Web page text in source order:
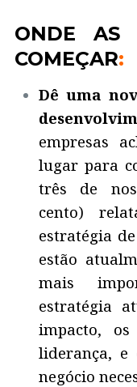
ONDE AS
COMEÇAR:
Dê uma
empresas
lugar para
três de
cento)
estratégia
estão
mais
estratégia
impacto,
liderança, e
negócio